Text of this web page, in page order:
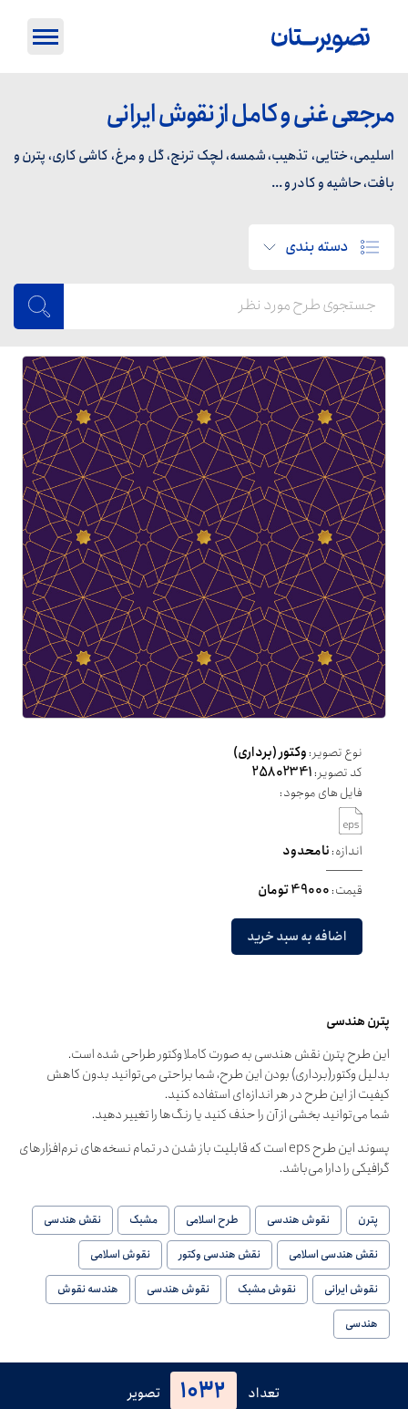
مرجعی غنی و کامل از نقوش ایرانی
اسلیمی، ختایی، تذهیب، شمسه، لچک ترنج، گل و مرغ، کاشی کاری، پترن و
بافت، حاشیه و کادر و ...
دسته بندی
نوع تصویر:وکتور (برداری)
کد تصویر:25802341
فایل های موجود:
اندازه:نامحدود
قیمت:49000 تومان
اضافه به سبد خرید
پترن هندسی
این طرح پترن نقش هندسی به صورت کاملا وکتور طراحی شده است.
بدلیل وکتور(برداری) بودن این طرح، شما براحتی می‌توانید بدون کاهش
کیفیت از این طرح در هر اندازه‌ای استفاده کنید.
شما می‌توانید بخشی از آن را حذف کنید یا رنگ‌ها را تغییر دهید.
پسوند این طرح eps است که قابلیت باز شدن در تمام نسخه‌های نرم‌افزارهای
گرافیکی را دارا می‌باشد.
پترن نقوش هندسی طرح اسلامی مشبک
نقش هندسی
نقش هندسی اسلامی
نقش هندسی وکتور
نقوش اسلامی
نقوش ایرانی
نقوش مشبک نقوش هندسی
هندسه نقوش
هندسی
تعداد 1032
تصویر